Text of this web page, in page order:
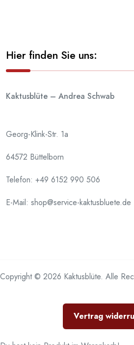
Hier finden Sie uns:
Kaktusblüte – Andrea Schwab
Georg-Klink-Str. 1a
64572 Büttelborn
Telefon: +49 6152 990 506
E-Mail: shop@service-kaktusbluete.de
Copyright © 2026 Kaktusblüte. Alle
Vertrag